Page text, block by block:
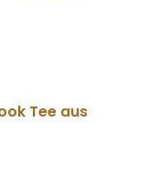
Tee aus